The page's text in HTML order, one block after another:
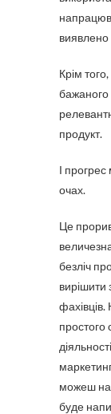
Крім
бажаного
продукт.
І
очах.
Це
безліч
вирішити
простого
можеш
буде